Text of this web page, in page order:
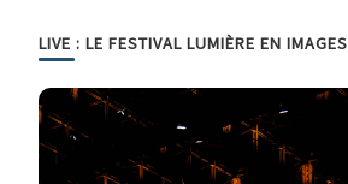
LIVE : LE FESTIVAL LUMIÈRE EN IMAGES